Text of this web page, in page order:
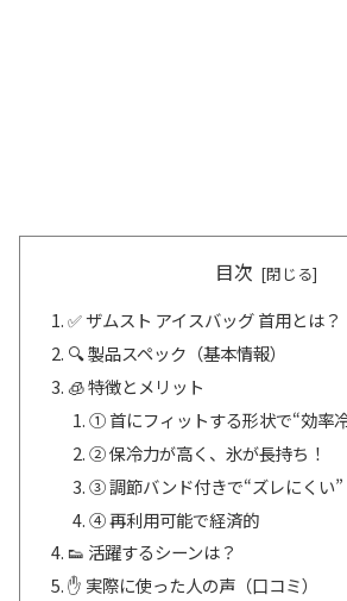
目次
✅ ザムスト アイスバッグ 首用とは？
🔍 製品スペック（基本情報）
🧊 特徴とメリット
① 首にフィットする形状で“効率
② 保冷力が高く、氷が長持ち！
③ 調節バンド付きで“ズレにくい”
④ 再利用可能で経済的
👟 活躍するシーンは？
✋ 実際に使った人の声（口コミ）